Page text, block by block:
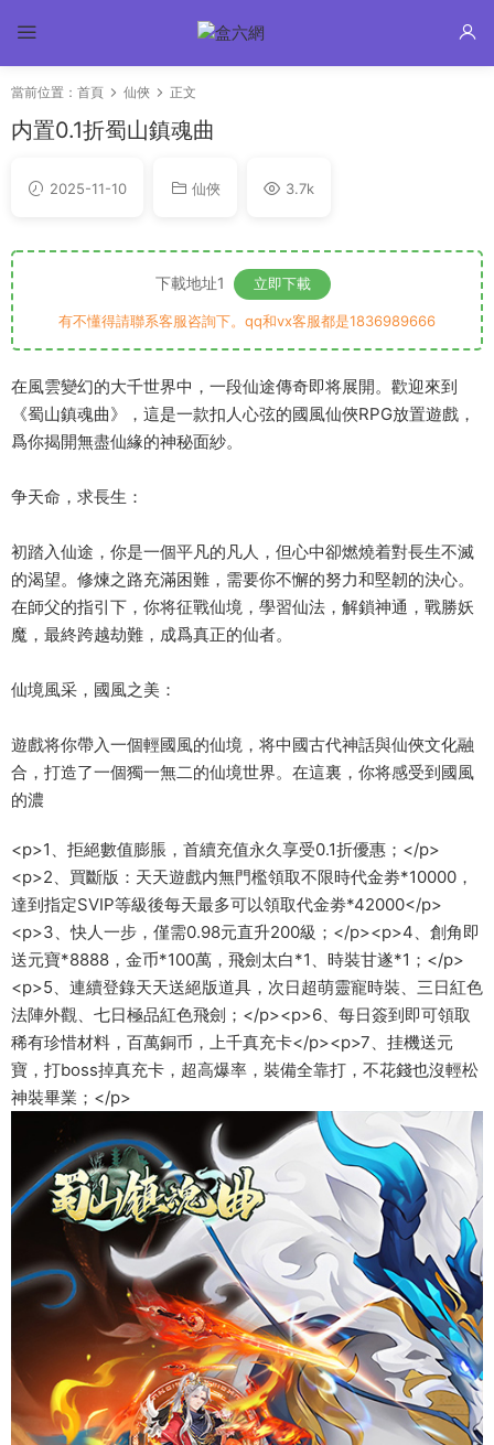
當前位置： 首頁 仙俠 正文
内置0.1折蜀山鎮魂曲
2025-11-10 仙俠 3.7k
下載地址1 立即下載
有不懂得請聯系客服咨詢下。qq和vx客服都是1836989666
在風雲變幻的大千世界中，一段仙途傳奇即将展開。歡迎來到
《蜀山鎮魂曲》，這是一款扣人心弦的國風仙俠RPG放置遊戲，
爲你揭開無盡仙緣的神秘面紗。
争天命，求長生：
初踏入仙途，你是一個平凡的凡人，但心中卻燃燒着對長生不滅
的渴望。修煉之路充滿困難，需要你不懈的努力和堅韌的決心。
在師父的指引下，你将征戰仙境，學習仙法，解鎖神通，戰勝妖
魔，最終跨越劫難，成爲真正的仙者。
仙境風采，國風之美：
遊戲将你帶入一個輕國風的仙境，将中國古代神話與仙俠文化融
合，打造了一個獨一無二的仙境世界。在這裏，你将感受到國風
的濃
<p>1、拒絕數值膨脹，首續充值永久享受0.1折優惠；</p>
<p>2、買斷版：天天遊戲内無門檻領取不限時代金劵*10000，
達到指定SVIP等級後每天最多可以領取代金劵*42000</p>
<p>3、快人一步，僅需0.98元直升200級；</p><p>4、創角即
送元寶*8888，金币*100萬，飛劍太白*1、時裝甘遂*1；</p>
<p>5、連續登錄天天送絕版道具，次日超萌靈寵時裝、三日紅色
法陣外觀、七日極品紅色飛劍；</p><p>6、每日簽到即可領取
稀有珍惜材料，百萬銅币，上千真充卡</p><p>7、挂機送元
寶，打boss掉真充卡，超高爆率，裝備全靠打，不花錢也沒輕松
神裝畢業；</p>